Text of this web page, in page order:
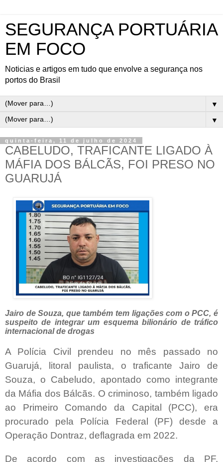
SEGURANÇA PORTUÁRIA
EM FOCO
Noticias e artigos em tudo que envolve a segurança nos
portos do Brasil
▼
▼
quinta-feira, 11 de julho de 2024
CABELUDO, TRAFICANTE LIGADO À
MÁFIA DOS BÁLCÃS, FOI PRESO NO
GUARUJÁ
Jairo de Souza, que também tem ligações com o PCC, é
suspeito de integrar um esquema bilionário de tráfico
internacional de drogas
A Polícia Civil prendeu no mês passado no
Guarujá, litoral paulista, o traficante Jairo de
Souza, o Cabeludo, apontado como integrante
da Máfia dos Bálcãs. O criminoso, também ligado
ao Primeiro Comando da Capital (PCC), era
procurado pela Polícia Federal (PF) desde a
Operação Dontraz, deflagrada em 2022.
De acordo com as investigações da PF,